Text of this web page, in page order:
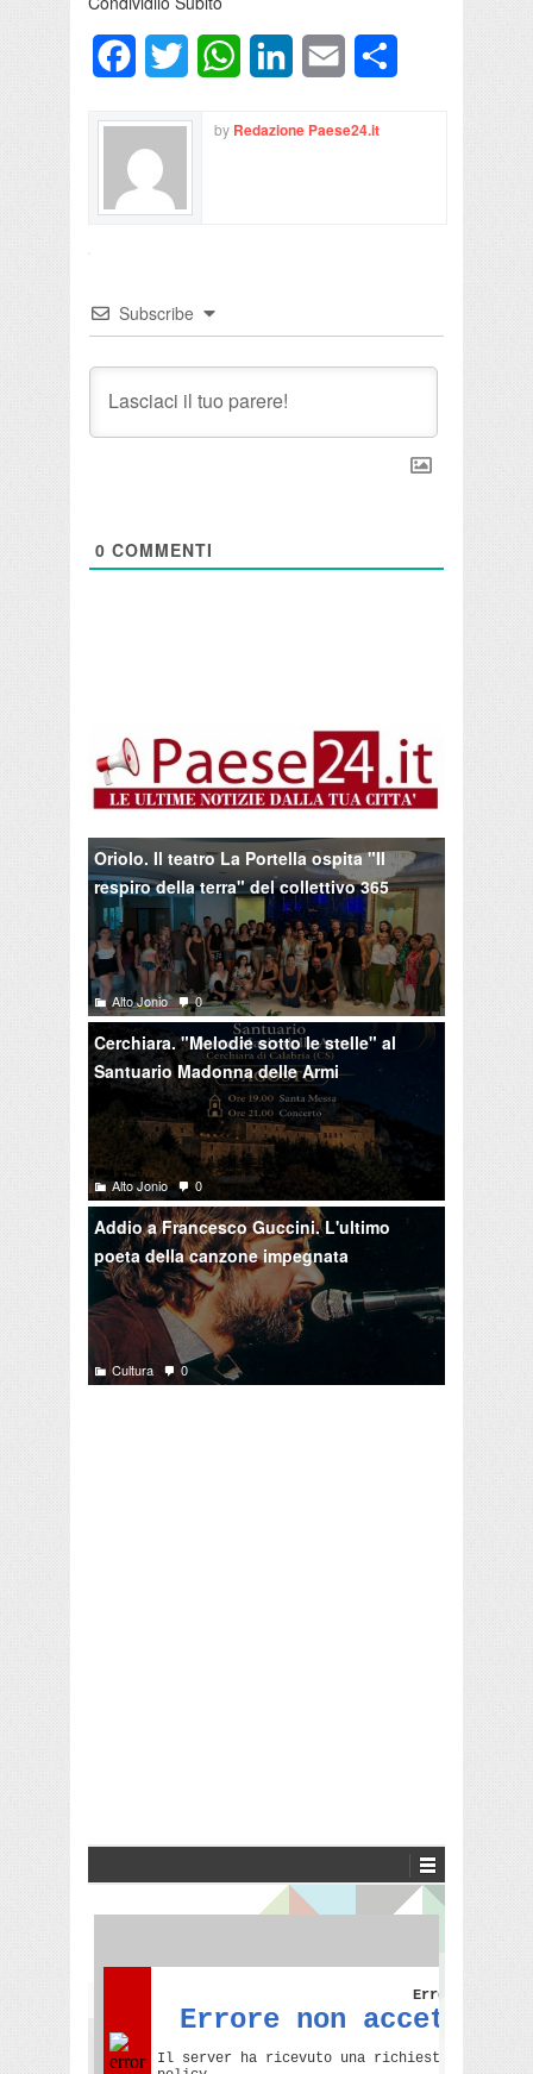
FacebookTwitter WhatsAppLinkedInEmail
by Redazione Paese24.it
Subscribe
0 COMMENTI
Oriolo. Il teatro La Portella ospita "Il
respiro della terra" del collettivo 365
Alto Jonio 0
Cerchiara. "Melodie sotto le stelle" al
Santuario Madonna delle Armi
Alto Jonio 0
Addio a Francesco Guccini. L'ultimo
poeta della canzone impegnata
Cultura 0